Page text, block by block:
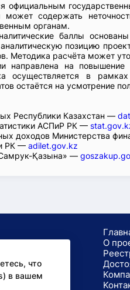
официальным
может содержать
органам.
баллы
позицию
Методика расчёта может
направлена на повышение
осуществляется в
остаётся на усмотрение
Республики Казахстан —
АСПиР РК —
доходов Министерства
РК — adilet.gov.kz
Қазына» —
что
в вашем
О